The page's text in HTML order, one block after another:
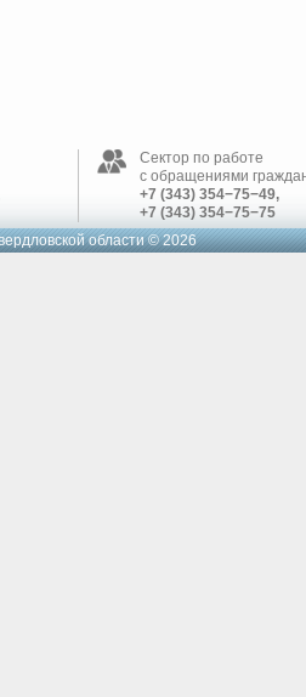
Сектор по работе
с обращениями
+7 (343) 354−75−49,
+7 (343) 354−75−75
области © 2026